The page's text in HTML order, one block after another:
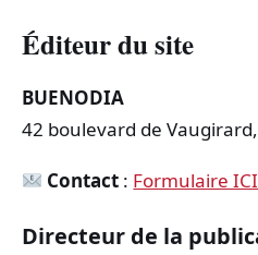
BONS PLANS
FEEL GOOD
FAITS DIVERS
TRANSPORTS
Éditeur du site
BUENODIA
42 boulevard de
Contact : Formulaire ICI
Directeur de la